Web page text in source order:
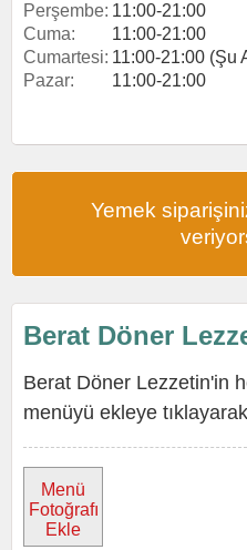
Perşembe: 11:00-21:00
Cuma:
11:00-21:00
Cumartesi: 11:00-21:00 (Şu
Pazar:
11:00-21:00
Yemek
Berat Döner
Berat Döner Lezzetin'in
menüyü ekleye
Menü
Fotoğrafı
Ekle